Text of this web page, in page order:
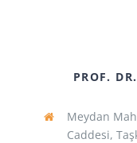
PROF.
Meydan
Caddesi,